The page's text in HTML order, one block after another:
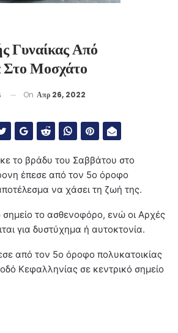
Γυναίκας Από
Στο Μοσχάτο
On Απρ 26, 2022
το βράδυ του Σαββάτου στο
έπεσε από τον 5ο όροφο
να χάσει τη ζωή της.
το ασθενοφόρο, ενώ οι Aρχές
για δυστύχημα ή αυτοκτονία.
από τον 5ο όροφο πολυκατοικίας
Κεφαλληνίας σε κεντρικό σημείο